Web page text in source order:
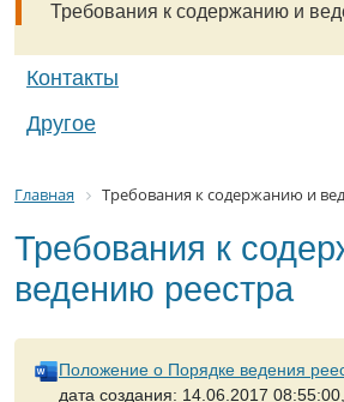
Требования к содержанию и
Контакты
Другое
Главная Требования к содержанию и
Требования к
ведению реестра
Положение о Порядке ведения
дата создания: 14.06.2017